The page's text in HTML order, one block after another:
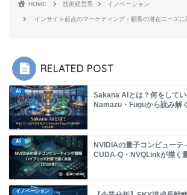
HOME 技術経営系 イノベーション
インサイト起点のマーケティング：顧客の潜在ニーズに
RELATED POST
AI
Sakana AIとは？何をして
Namazu・Fuguから読み解
AI
NVIDIAの量子コンピューテ
CUDA-Q・NVQLinkが描く
イノベーション